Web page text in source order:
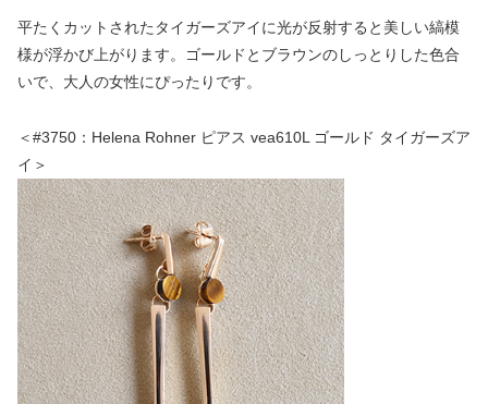
平たくカットされたタイガーズアイに光が反射すると美しい縞模
様が浮かび上がります。ゴールドとブラウンのしっとりした色合
いで、大人の女性にぴったりです。
＜#3750：Helena Rohner ピアス vea610L ゴールド タイガーズア
イ＞